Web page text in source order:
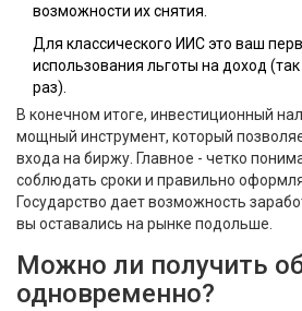
возможности их снятия.
Для классического ИИС это ваш
использования льготы на доход
раз).
В конечном итоге, инвестиционный
мощный инструмент, который
входа на биржу. Главное - четко
соблюдать сроки и правильно
Государство дает возможность
вы оставались на рынке подольше.
Можно ли получить
одновременно?